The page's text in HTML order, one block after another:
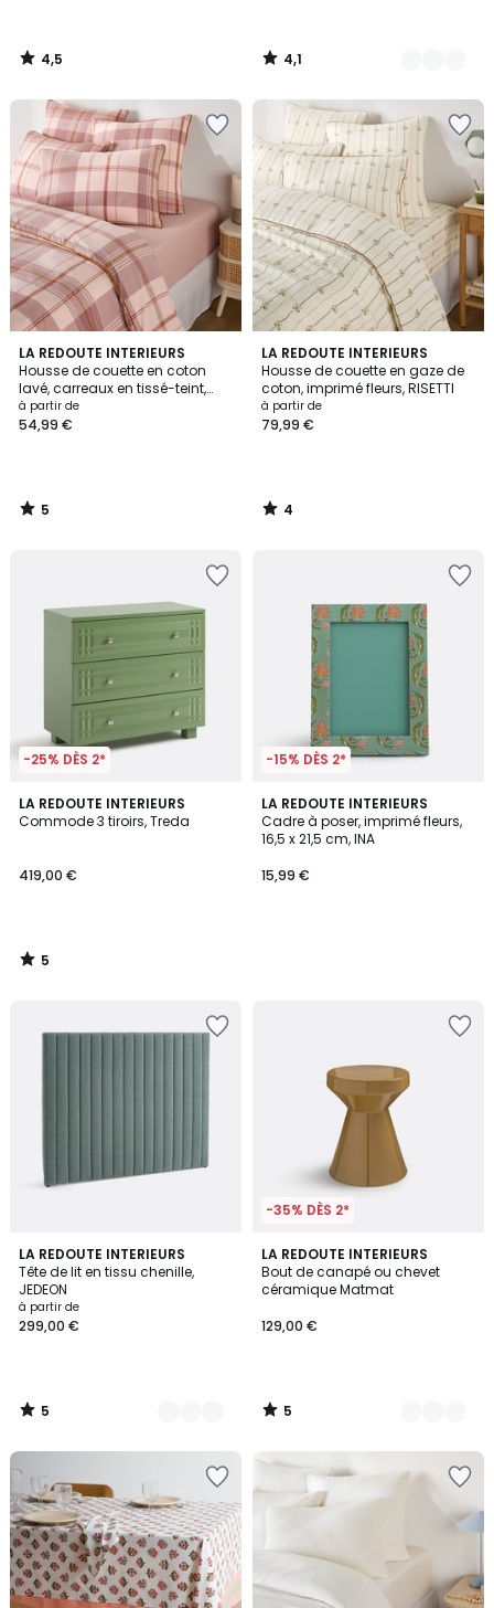
4,5
/
4,1
/
LA REDOUTE INTERIEURS
Housse de couette en coton
lavé, carreaux en tissé-teint,
DOLLON
à partir de
54,99 €
5
/
5
5
/
LA REDOUTE INTERIEURS
Housse de couette en gaze de
coton, imprimé fleurs, RISETTI
à partir de
79,99 €
4
/
5
4
/
-25% DÈS 2*
LA REDOUTE INTERIEURS
Commode 3 tiroirs, Treda
419,00 €
5
/
5
/
-15% DÈS 2*
LA REDOUTE INTERIEURS
Cadre à poser, imprimé fleurs,
16,5 x 21,5 cm, INA
15,99 €
LA REDOUTE INTERIEURS
Tête de lit en tissu chenille,
JEDEON
à partir de
299,00 €
5
/
5
2
Couleurs
5
/
-35% DÈS 2*
LA REDOUTE INTERIEURS
Bout de canapé ou chevet
céramique Matmat
129,00 €
5
/
5
3
Couleurs
5
/